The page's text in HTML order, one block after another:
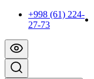
+998 (61) 224-
27-73